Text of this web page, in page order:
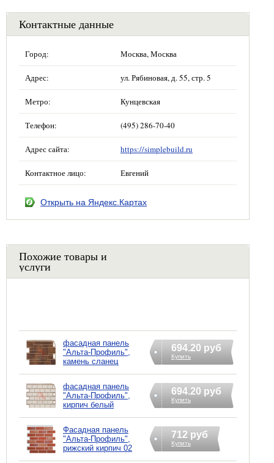
Контактные данные
Город: Москва, Москва
Адрес: ул. Рябиновая, д. 55, стр. 5
Метро: Кунцевская
Телефон: (495) 286-70-40
Адрес сайта: https://simplebuild.ru
Контактное лицо: Евгений
Открыть на Яндекс.Картах
Похожие товары и
услуги
фасадная панель
"Альта-Профиль",
камень сланец
694.20 руб
Купить
фасадная панель
"Альта-Профиль",
кирпич белый
694.20 руб
Купить
Фасадная панель
"Альта-Профиль",
рижский кирпич 02
712 руб
Купить